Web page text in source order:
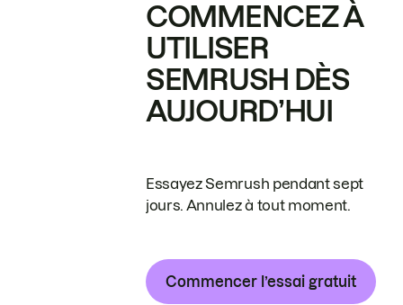
COMMENCEZ À
UTILISER
SEMRUSH DÈS
AUJOURD’HUI
Essayez Semrush pendant sept
jours. Annulez à tout moment.
Commencer l’essai gratuit